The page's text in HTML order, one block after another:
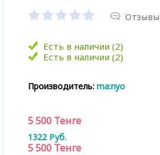
Отзывы
Есть в наличии (2)
Есть в наличии (2)
Производитель: ma:nyo
5 500 Тенге
1322 Руб.
5 500 Тенге